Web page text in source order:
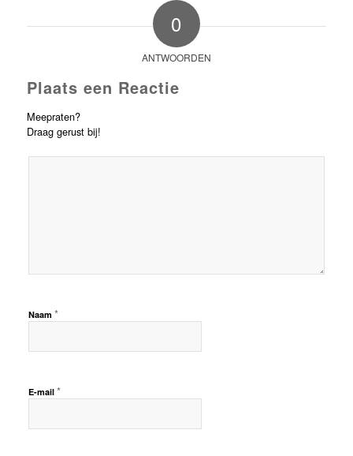
0
ANTWOORDEN
Plaats een Reactie
Meepraten?
Draag gerust bij!
Naam *
E-mail *